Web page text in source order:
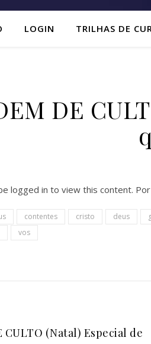
LOGIN TRILHAS DE
DE
logged in to view this content.
contentes cristo deus
vos
CULTO (Natal) Especial de